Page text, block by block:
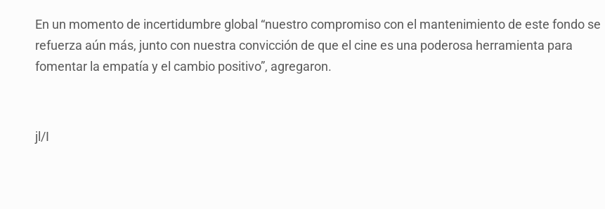
En un momento de incertidumbre global “nuestro compromiso con el mantenimiento de este fondo se
refuerza aún más, junto con nuestra convicción de que el cine es una poderosa herramienta para
fomentar la empatía y el cambio positivo”, agregaron.
jl/I